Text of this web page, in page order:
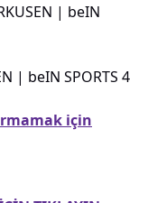
| beIN
| beIN SPORTS 4
için